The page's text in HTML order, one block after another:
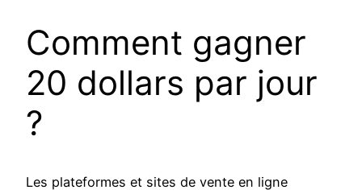
Comment gagner
20 dollars par jour
?
Les plateformes et sites de vente en ligne